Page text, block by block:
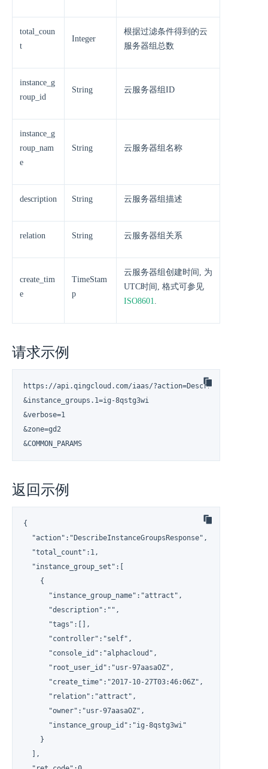
total_coun
t
Integer
根据过滤条件得到的云
服务器组总数
instance_g
roup_id
String 云服务器组ID
instance_g
roup_nam
e
String 云服务器组名称
description String 云服务器组描述
relation String 云服务器组关系
create_tim
e
TimeStam
p
云服务器组创建时间, 为
UTC时间, 格式可参见
ISO8601.
请求示例
https://api.qingcloud.com/iaas/
&instance_groups.1=ig-8qstg3wi
&verbose=1
&zone=gd2
&COMMON_PARAMS
返回示例
{
  "action":"DescribeInstanceGroupsResponse",
  "total_count":1,
  "instance_group_set":[
    {
      "instance_group_name":"attract",
      "description":"",
      "tags":[],
      "controller":"self",
      "console_id":"alphacloud",
      "root_user_id":"usr-97aasaOZ",
      "create_time":"2017-10-27T03:46:06Z",
      "relation":"attract",
      "owner":"usr-97aasaOZ",
      "instance_group_id":"ig-8qstg3wi"
    }
  ],